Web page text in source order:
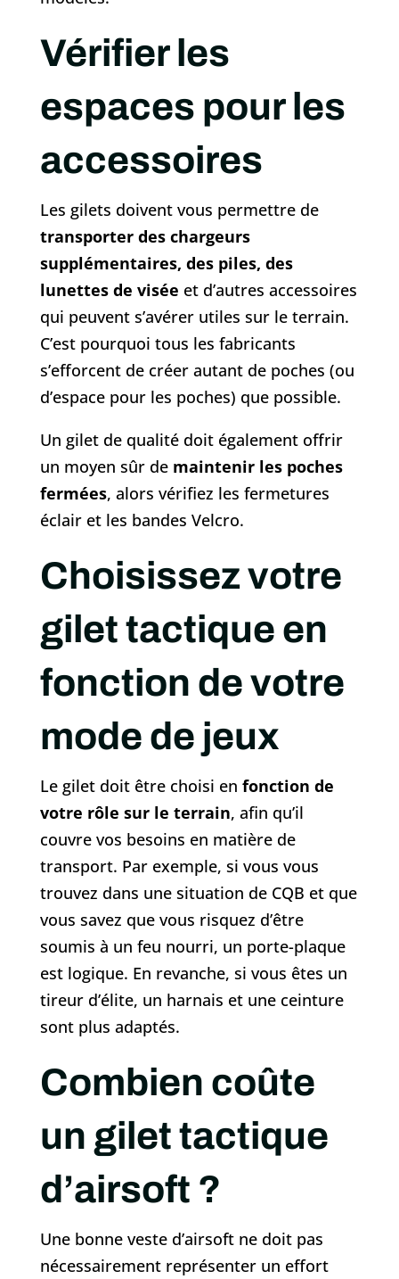
Vérifier les
espaces pour les
accessoires
Les gilets doivent vous permettre de
transporter des chargeurs
supplémentaires, des piles, des
lunettes de visée et d’autres accessoires
qui peuvent s’avérer utiles sur le terrain.
C’est pourquoi tous les fabricants
s’efforcent de créer autant de poches (ou
d’espace pour les poches) que possible.
Un gilet de qualité doit également offrir
un moyen sûr de maintenir les poches
fermées, alors vérifiez les fermetures
éclair et les bandes Velcro.
Choisissez votre
gilet tactique en
fonction de votre
mode de jeux
Le gilet doit être choisi en fonction de
votre rôle sur le terrain, afin qu’il
couvre vos besoins en matière de
transport. Par exemple, si vous vous
trouvez dans une situation de CQB et que
vous savez que vous risquez d’être
soumis à un feu nourri, un porte-plaque
est logique. En revanche, si vous êtes un
tireur d’élite, un harnais et une ceinture
sont plus adaptés.
Combien coûte
un gilet tactique
d’airsoft ?
Une bonne veste d’airsoft ne doit pas
nécessairement représenter un effort